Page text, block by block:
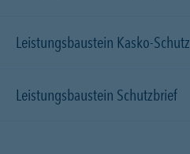
Leistungsbaustein Kasko-Schutz
Leistungsbaustein Schutzbrief